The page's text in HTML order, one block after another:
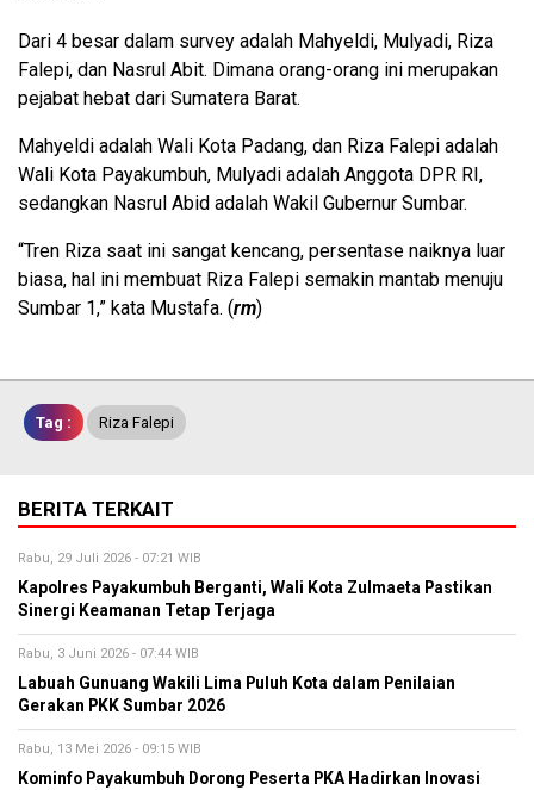
Dari 4 besar dalam survey adalah Mahyeldi, Mulyadi, Riza
Falepi, dan Nasrul Abit. Dimana orang-orang ini merupakan
pejabat hebat dari Sumatera Barat.
Mahyeldi adalah Wali Kota Padang, dan Riza Falepi adalah
Wali Kota Payakumbuh, Mulyadi adalah Anggota DPR RI,
sedangkan Nasrul Abid adalah Wakil Gubernur Sumbar.
“Tren Riza saat ini sangat kencang, persentase naiknya luar
biasa, hal ini membuat Riza Falepi semakin mantab menuju
Sumbar 1,” kata Mustafa. (rm)
Tag : Riza Falepi
BERITA TERKAIT
Rabu, 29 Juli 2026 - 07:21 WIB
Kapolres Payakumbuh Berganti, Wali Kota Zulmaeta Pastikan
Sinergi Keamanan Tetap Terjaga
Rabu, 3 Juni 2026 - 07:44 WIB
Labuah Gunuang Wakili Lima Puluh Kota dalam Penilaian
Gerakan PKK Sumbar 2026
Rabu, 13 Mei 2026 - 09:15 WIB
Kominfo Payakumbuh Dorong Peserta PKA Hadirkan Inovasi